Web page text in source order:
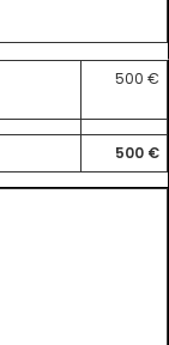
500 €
500 €